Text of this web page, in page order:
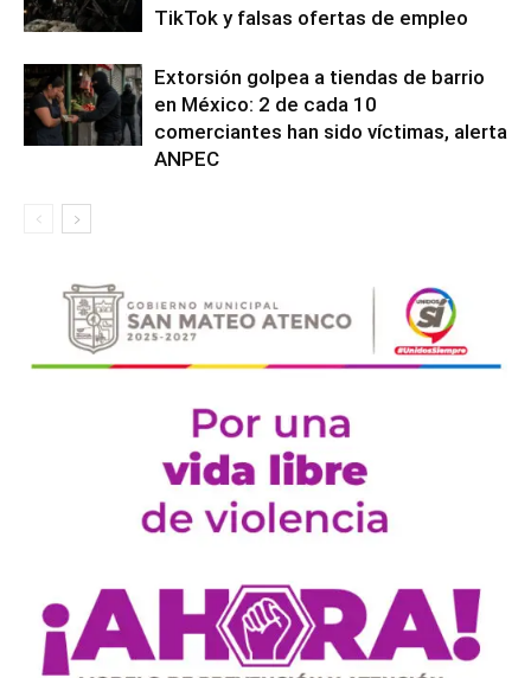
TikTok y falsas ofertas de empleo
Extorsión golpea a tiendas de barrio
en México: 2 de cada 10
comerciantes han sido víctimas, alerta
ANPEC